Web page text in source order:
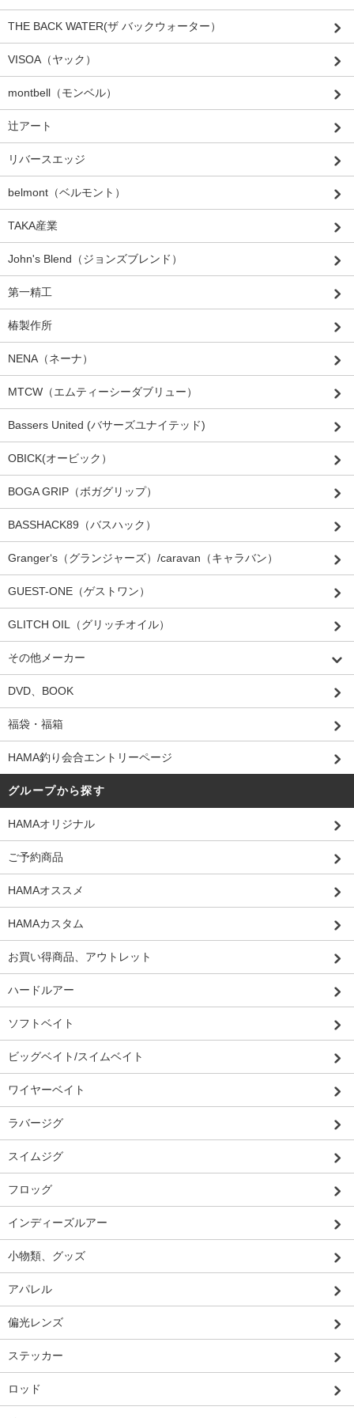
THE BACK WATER(ザ バックウォーター）
VISOA（ヤック）
montbell（モンベル）
辻アート
リバースエッジ
belmont（ベルモント）
TAKA産業
John's Blend（ジョンズブレンド）
第一精工
椿製作所
NENA（ネーナ）
MTCW（エムティーシーダブリュー）
Bassers United (バサーズユナイテッド)
OBICK(オービック）
BOGA GRIP（ボガグリップ）
BASSHACK89（バスハック）
Granger‘s（グランジャーズ）/caravan（キャラバン）
GUEST-ONE（ゲストワン）
GLITCH OIL（グリッチオイル）
その他メーカー
DVD、BOOK
福袋・福箱
HAMA釣り会合エントリーページ
グループから探す
HAMAオリジナル
ご予約商品
HAMAオススメ
HAMAカスタム
お買い得商品、アウトレット
ハードルアー
ソフトベイト
ビッグベイト/スイムベイト
ワイヤーベイト
ラバージグ
スイムジグ
フロッグ
インディーズルアー
小物類、グッズ
アパレル
偏光レンズ
ステッカー
ロッド